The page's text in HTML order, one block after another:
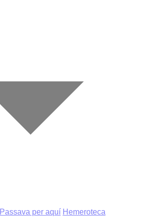
Passava per aquí Hemeroteca